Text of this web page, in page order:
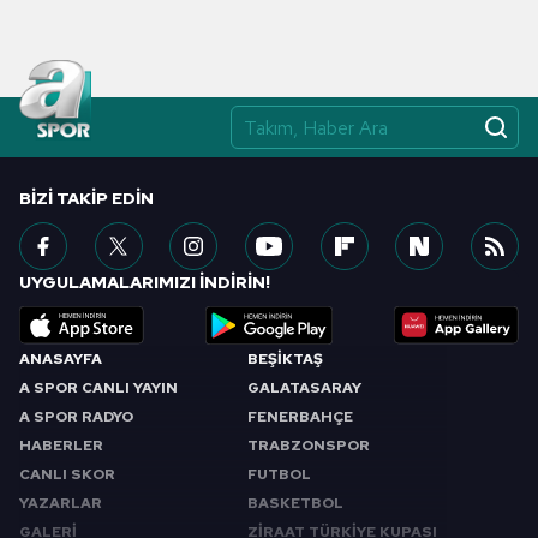
ANASAYFA
A SPOR CANLI YAYIN
A SPOR RADYO
HABERLER
CANLI SKOR
YAZARLAR
GALERİ
BEŞİKTAŞ
GALATASARAY
FENERBAHÇE
TRABZONSPOR
FUTBOL
BASKETBOL
ZİRAAT TÜRKİYE KUPASI
BIZI TAKIP EDIN
UYGULAMALARIMIZI İNDİRİN!